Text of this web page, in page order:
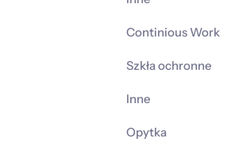
Continious Work
Szkła ochronne
Inne
Opytka